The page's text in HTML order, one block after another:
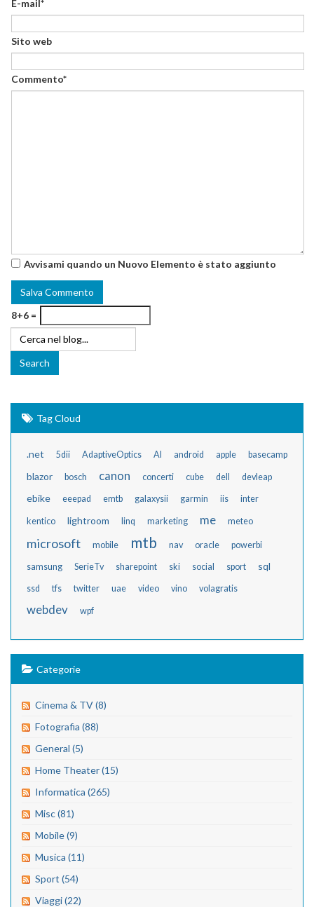
E-mail*
Sito web
Commento*
Avvisami quando un Nuovo Elemento è stato aggiunto
8+6 =
Tag Cloud
.net 5dii AdaptiveOptics AI android apple basecamp
blazor bosch canon concerti cube dell devleap
ebike eeepad emtb galaxysii garmin iis inter
kentico lightroom linq marketing me meteo
microsoft mobile mtb nav oracle powerbi
samsung SerieTv sharepoint ski social sport sql
ssd tfs twitter uae video vino volagratis
webdev wpf
Categorie
Cinema & TV (8)
Fotografia (88)
General (5)
Home Theater (15)
Informatica (265)
Misc (81)
Mobile (9)
Musica (11)
Sport (54)
Viaggi (22)